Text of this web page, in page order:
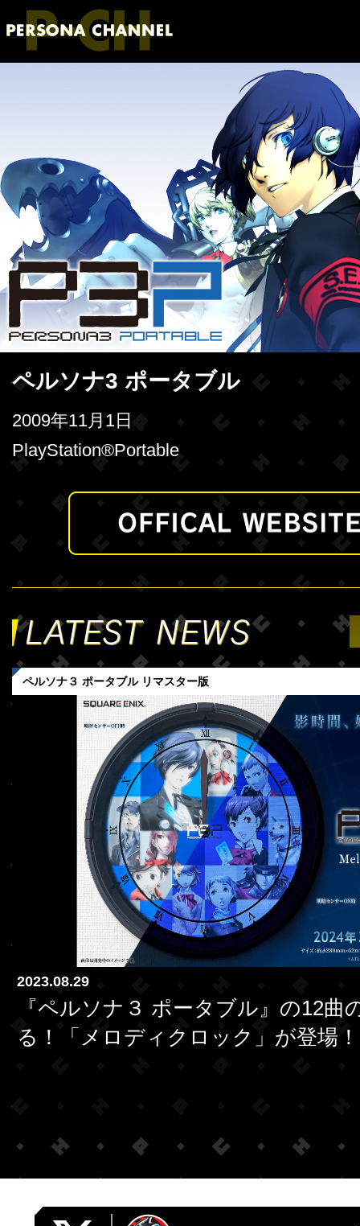
ペルソナ3 ポータブル
2009年11月1日
PlayStation®Portable
ペルソナ３ ポータブル リマスター版
2023.08.29
『ペルソナ３ ポータブル』の12曲
る！「メロディクロック」が登場！